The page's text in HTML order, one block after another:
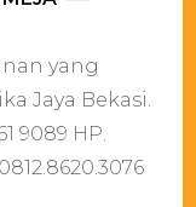
yang
Jaya Bekasi.
9089 HP.